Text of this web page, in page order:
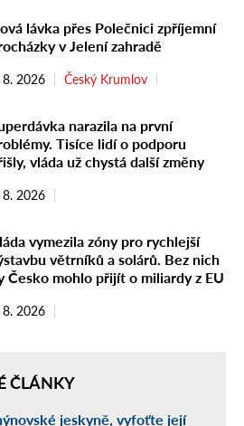
lávka přes Polečnici zpříjemní
v Jelení zahradě
8. 2026 Český Krumlov
narazila na první
Tisíce lidí o podporu
vláda už chystá další změny
8. 2026
vymezila zóny pro rychlejší
větrníků a solárů. Bez nich
Česko mohlo přijít o miliardy z EU
8. 2026
ČLÁNKY
jeskyně, vyfoťte její